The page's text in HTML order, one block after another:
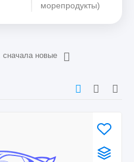
морепродукты)
сначала новые